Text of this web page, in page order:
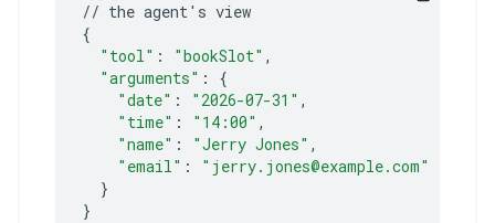
// the agent' s
{
"tool" : "bookSlot"
"arguments" :
{
"date" : "2026-07-31"
"time" : "14:00"
"name" : "Jerry Jones"
"email" :
"jerry.jones@example.com"
}
}